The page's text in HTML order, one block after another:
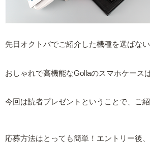
先日オクトバでご紹介した機種を選ばない
おしゃれで高機能なGollaのスマホケース
今回は読者プレゼントということで、ご
応募方法はとっても簡単！エントリー後